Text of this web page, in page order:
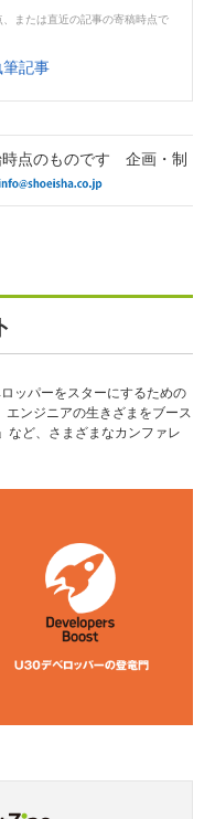
または直近の記事の寄稿時点で
記事
時点のものです 企画・制
ッパーをスターにするための
ンジニアの生きざまをブース
など、さまざまなカンファレ